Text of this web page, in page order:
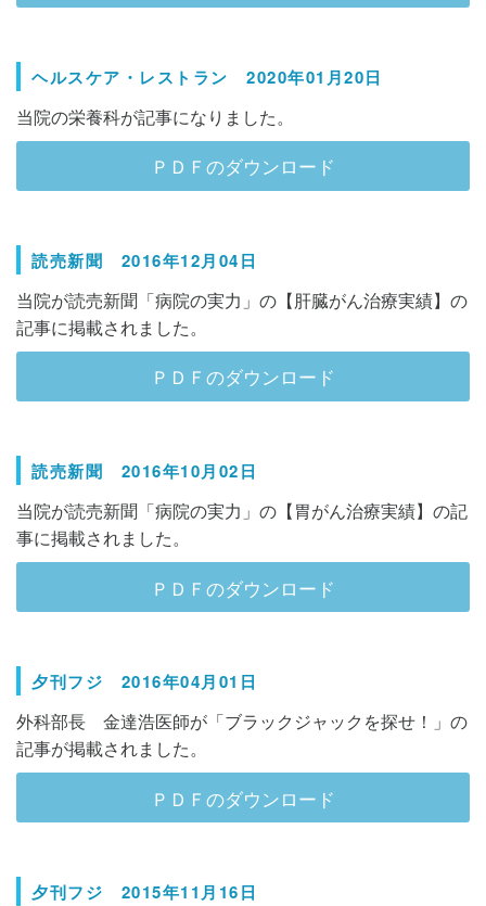
ヘルスケア・レストラン 2020年01月20日
当院の栄養科が記事になりました。
ＰＤＦのダウンロード
読売新聞 2016年12月04日
当院が読売新聞「病院の実力」の【肝臓がん治療実績】の
記事に掲載されました。
ＰＤＦのダウンロード
読売新聞 2016年10月02日
当院が読売新聞「病院の実力」の【胃がん治療実績】の記
事に掲載されました。
ＰＤＦのダウンロード
夕刊フジ 2016年04月01日
外科部長 金達浩医師が「ブラックジャックを探せ！」の
記事が掲載されました。
ＰＤＦのダウンロード
夕刊フジ 2015年11月16日